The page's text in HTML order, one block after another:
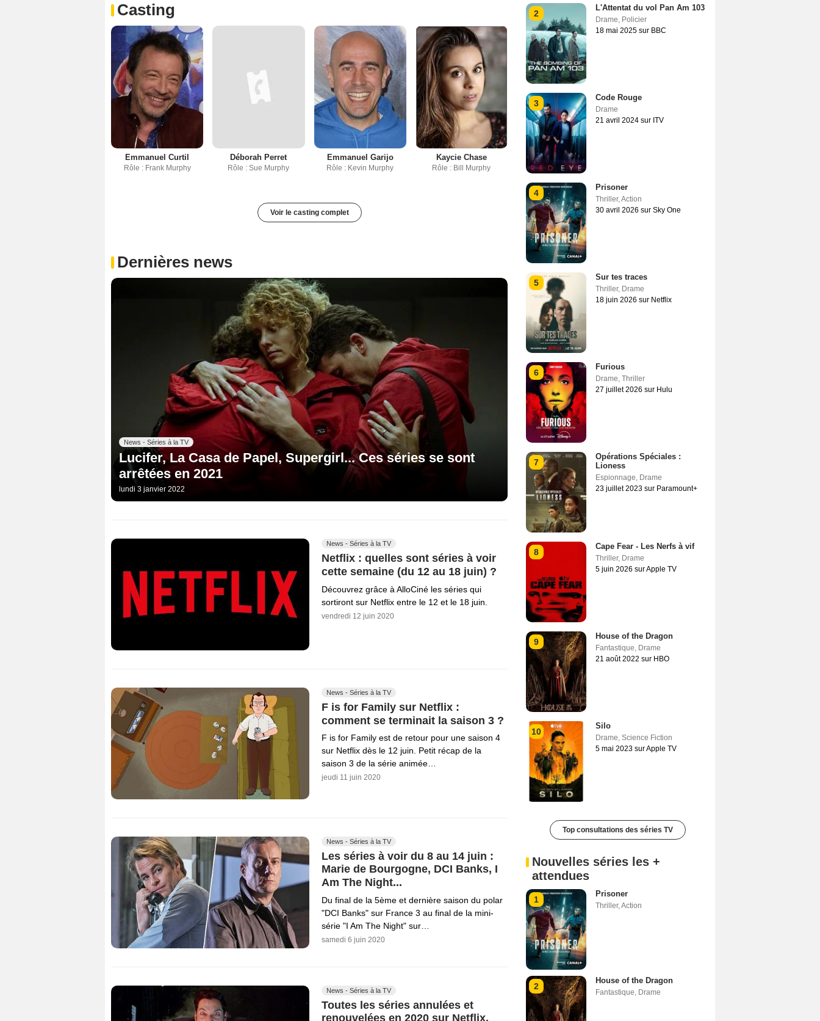
Casting
Emmanuel Curtil
Rôle : Frank Murphy
Déborah Perret
Rôle : Sue Murphy
Emmanuel Garijo
Rôle : Kevin Murphy
Kaycie Chase
Rôle : Bill Murphy
Voir le casting complet
Dernières news
News - Séries à la TV
Lucifer, La Casa de Papel, Supergirl... Ces séries se sont
arrêtées en 2021
lundi 3 janvier 2022
News - Séries à la TV
Netflix : quelles sont séries à voir
cette semaine (du 12 au 18 juin) ?
Découvrez grâce à AlloCiné les séries qui
sortiront sur Netflix entre le 12 et le 18 juin.
vendredi 12 juin 2020
News - Séries à la TV
F is for Family sur Netflix :
comment se terminait la saison 3 ?
F is for Family est de retour pour une saison 4
sur Netflix dès le 12 juin. Petit récap de la
saison 3 de la série animée…
jeudi 11 juin 2020
News - Séries à la TV
Les séries à voir du 8 au 14 juin :
Marie de Bourgogne, DCI Banks, I
Am The Night...
Du final de la 5ème et dernière saison du polar
"DCI Banks" sur France 3 au final de la mini-
série "I Am The Night" sur…
samedi 6 juin 2020
News - Séries à la TV
Toutes les séries annulées et
renouvelées en 2020 sur Netflix,
2
L'Attentat du vol Pan Am 103
Drame, Policier
18 mai 2025 sur BBC
3
Code Rouge
Drame
21 avril 2024 sur ITV
4
Prisoner
Thriller,Action
30 avril 2026 sur Sky One
5
Sur tes traces
Thriller, Drame
18 juin 2026 sur Netflix
6
Furious
Drame, Thriller
27 juillet 2026 sur Hulu
7
Opérations Spéciales :
Lioness
Espionnage, Drame
23 juillet 2023 sur Paramount+
8
Cape Fear - Les Nerfs à vif
Thriller, Drame
5 juin 2026 sur Apple TV
9
House of the Dragon
Fantastique, Drame
21 août 2022 sur HBO
10
Silo
Drame, Science Fiction
5 mai 2023 sur Apple TV
Top consultations des séries TV
Nouvelles séries les +
attendues
1
Prisoner
Thriller,Action
2
House of the Dragon
Fantastique, Drame